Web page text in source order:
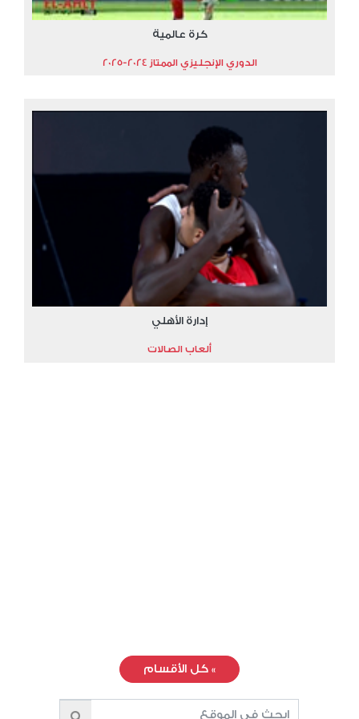
كرة عالمية
الدوري الإنجليزي الممتاز 2024-2025
إدارة الأهلي
ألعاب الصالات
» كل الأقسام